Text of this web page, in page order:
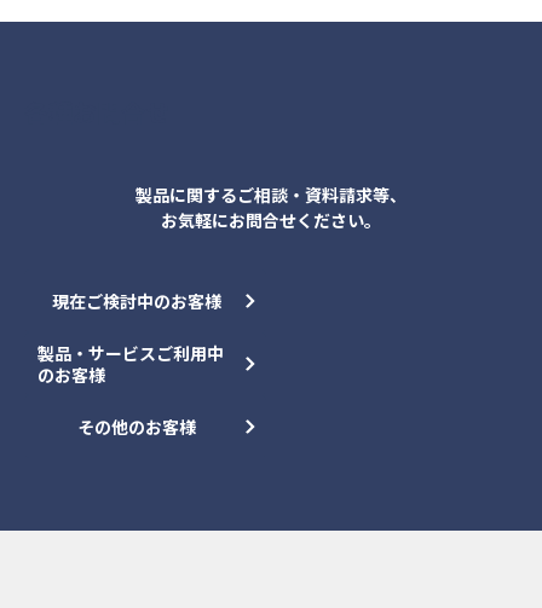
製品に関するご相談・資料請求等、
お気軽にお問合せください。
現在ご検討中のお客様
製品・サービスご利用中
のお客様
その他のお客様